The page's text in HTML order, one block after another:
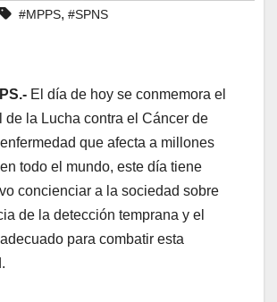
#MPPS, #SPNS
El día de hoy se conmemora el
de la Lucha contra el Cáncer de
que afecta a millones
todo el mundo, este día tiene
concienciar a la sociedad sobre
de la detección temprana y el
para combatir esta